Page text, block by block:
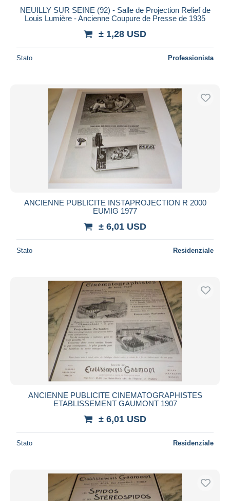
NEUILLY SUR SEINE (92) - Salle de Projection Relief de
Louis Lumière - Ancienne Coupure de Presse de 1935
± 1,28 USD
Stato Professionista
ANCIENNE PUBLICITE INSTAPROJECTION R 2000
EUMIG 1977
± 6,01 USD
Stato Residenziale
ANCIENNE PUBLICITE CINEMATOGRAPHISTES
ETABLISSEMENT GAUMONT 1907
± 6,01 USD
Stato Residenziale